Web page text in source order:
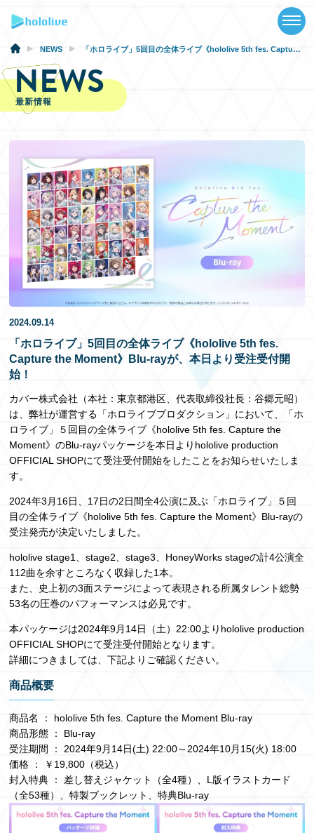
NEWS
EVENTS
VIDEOS
MUSIC
GOODS
SPECIAL
EN
NEWS 「ホロライブ」5回目の全体ライブ《hololive 5th fes. Capture the Moment》Blu-rayが、本日より受注受付開始！
NEWS
最新情報
2024.09.14
「ホロライブ」5回目の全体ライブ《hololive 5th fes.
Capture the Moment》Blu-rayが、本日より受注受付開
始！
カバー株式会社（本社：東京都港区、代表取締役社長：谷郷元昭）
は、弊社が運営する「ホロライブプロダクション」において、「ホ
ロライブ」５回目の全体ライブ《hololive 5th fes. Capture the
Moment》のBlu-rayパッケージを本日よりhololive production
OFFICIAL SHOPにて受注受付開始をしたことをお知らせいたしま
す。
2024年3月16日、17日の2日間全4公演に及ぶ「ホロライブ」５回
目の全体ライブ《hololive 5th fes. Capture the Moment》Blu-rayの
受注発売が決定いたしました。
hololive stage1、stage2、stage3、HoneyWorks stageの計4公演全
112曲を余すところなく収録した1本。
また、史上初の3面ステージによって表現される所属タレント総勢
53名の圧巻のパフォーマンスは必見です。
本パッケージは2024年9月14日（土）22:00よりhololive production
OFFICIAL SHOPにて受注受付開始となります。
詳細につきましては、下記よりご確認ください。
商品概要
商品名 ： hololive 5th fes. Capture the Moment Blu-ray
商品形態 ： Blu-ray
受注期間 ： 2024年9月14日(土) 22:00～2024年10月15(火) 18:00
価格 ： ￥19,800（税込）
封入特典 ： 差し替えジャケット（全4種）、L版イラストカード
（全53種）、特製ブックレット、特典Blu-ray